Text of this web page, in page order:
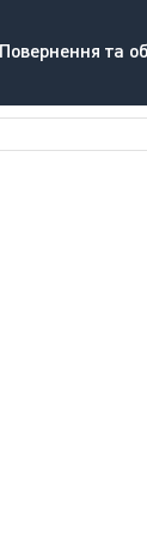
Повернення та